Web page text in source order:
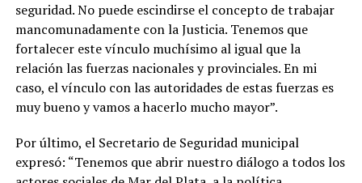
seguridad. No puede escindirse el concepto de trabajar
mancomunadamente con la Justicia. Tenemos que
fortalecer este vínculo muchísimo al igual que la
relación las fuerzas nacionales y provinciales. En mi
caso, el vínculo con las autoridades de estas fuerzas es
muy bueno y vamos a hacerlo mucho mayor”.
Por último, el Secretario de Seguridad municipal
expresó: “Tenemos que abrir nuestro diálogo a todos los